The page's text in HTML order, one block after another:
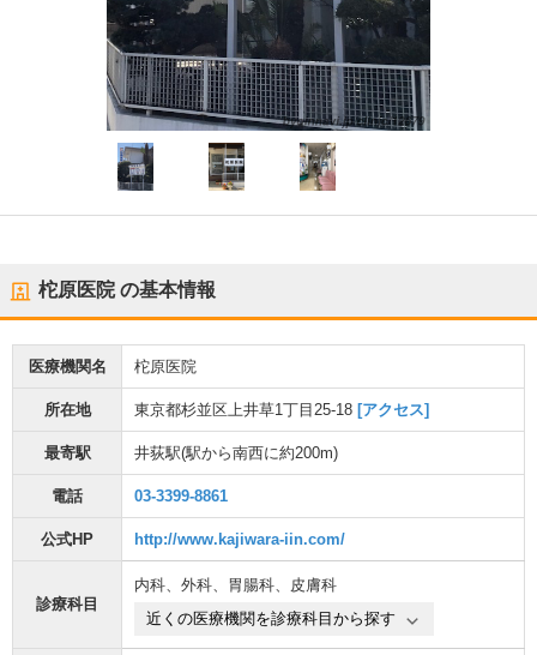
柁原医院の基本情報
医療機関名 柁原医院
所在地 東京都杉並区上井草1丁目25-18 [アクセス]
最寄駅 井荻駅(駅から南西に約200m)
電話 03-3399-8861
公式HP http://www.kajiwara-iin.com/
診療科目
内科、 外科、 胃腸科、 皮膚科
近くの医療機関を診療科目から探す